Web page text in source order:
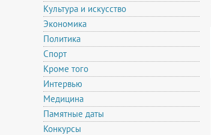
Культура и искусство
Экономика
Политика
Спорт
Кроме того
Интервью
Медицина
Памятные даты
Конкурсы